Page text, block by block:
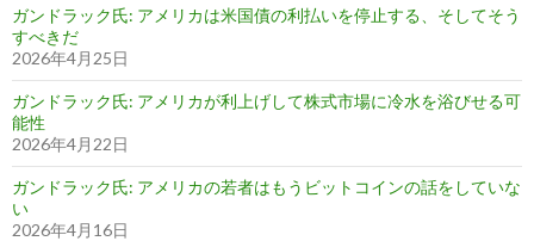
ガンドラック氏: アメリカは米国債の利払いを停止する、そしてそう
すべきだ
2026年4月25日
ガンドラック氏: アメリカが利上げして株式市場に冷水を浴びせる可
能性
2026年4月22日
ガンドラック氏: アメリカの若者はもうビットコインの話をしていな
い
2026年4月16日